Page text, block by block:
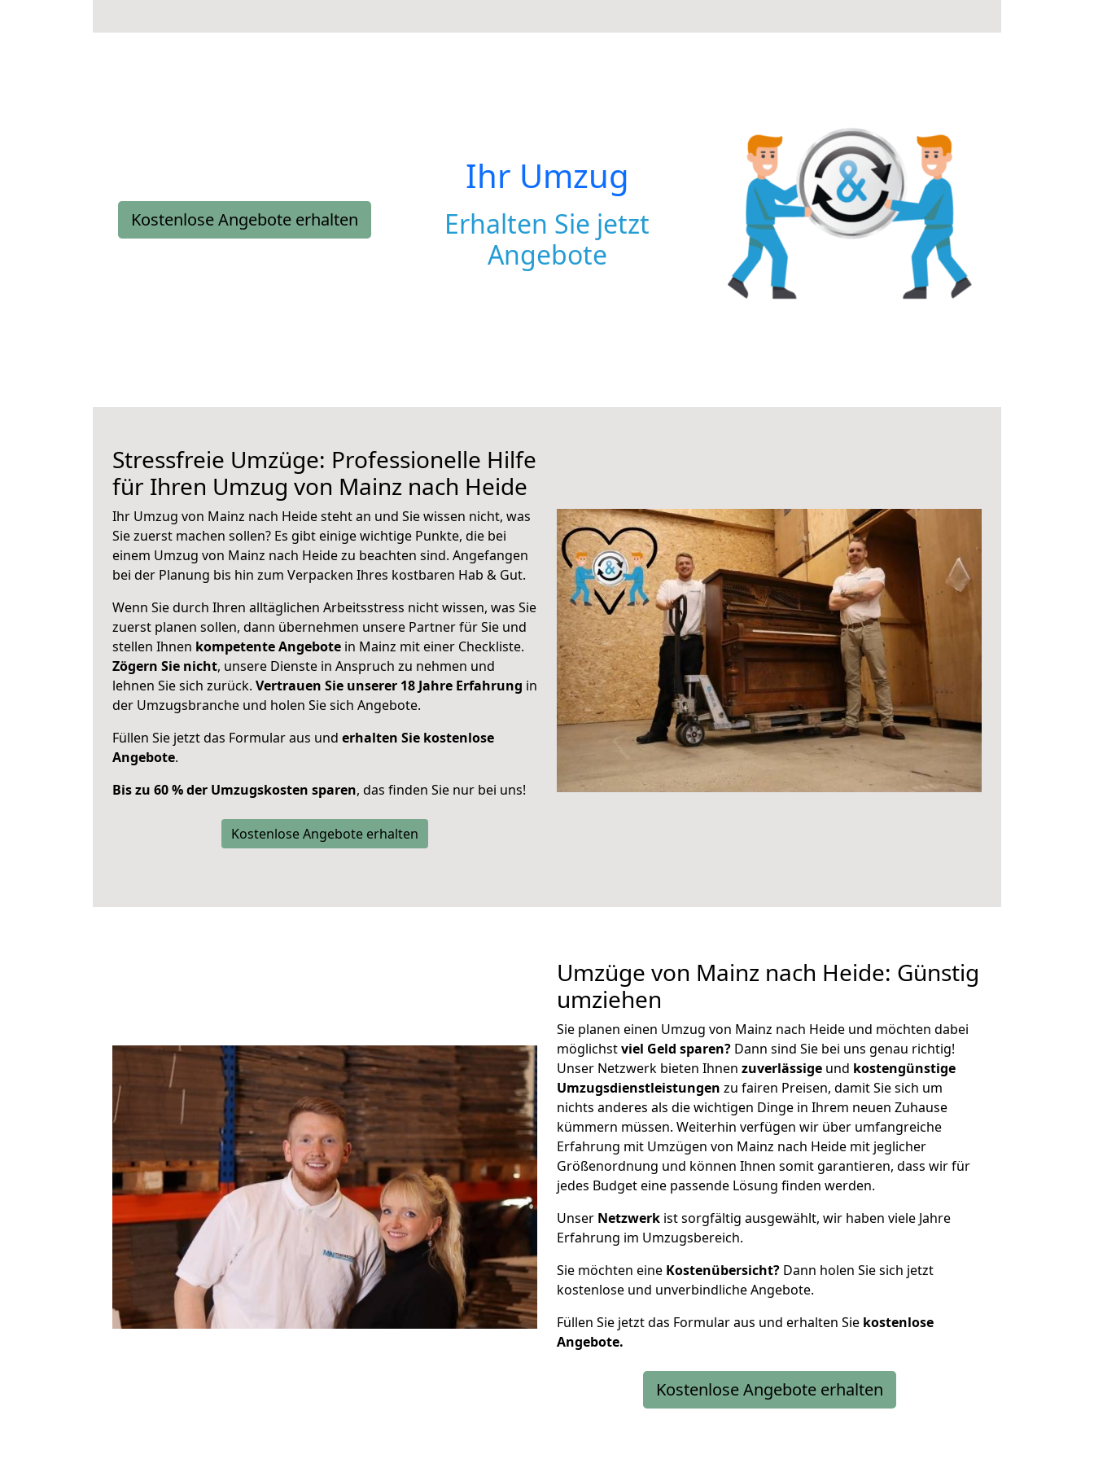
Kostenlose Angebote erhalten
Ihr Umzug
Erhalten Sie jetzt
Angebote
Stressfreie Umzüge: Professionelle Hilfe
für Ihren Umzug von Mainz nach Heide
Ihr Umzug von Mainz nach Heide steht an und Sie wissen nicht, was
Sie zuerst machen sollen? Es gibt einige wichtige Punkte, die bei
einem Umzug von Mainz nach Heide zu beachten sind. Angefangen
bei der Planung bis hin zum Verpacken Ihres kostbaren Hab & Gut.
Wenn Sie durch Ihren alltäglichen Arbeitsstress nicht wissen, was Sie
zuerst planen sollen, dann übernehmen unsere Partner für Sie und
stellen Ihnen kompetente Angebote in Mainz mit einer Checkliste.
Zögern Sie nicht, unsere Dienste in Anspruch zu nehmen und
lehnen Sie sich zurück. Vertrauen Sie unserer 18 Jahre Erfahrung in
der Umzugsbranche und holen Sie sich Angebote.
Füllen Sie jetzt das Formular aus und erhalten Sie kostenlose
Angebote.
Bis zu 60 % der Umzugskosten sparen, das finden Sie nur bei uns!
Kostenlose Angebote erhalten
Umzüge von Mainz nach Heide: Günstig
umziehen
Sie planen einen Umzug von Mainz nach Heide und möchten dabei
möglichstviel Geld sparen? Dann sind Sie bei uns genau richtig!
Unser Netzwerk bieten Ihnen zuverlässige und kostengünstige
Umzugsdienstleistungen zu fairen Preisen, damit Sie sich um
nichts anderes als die wichtigen Dinge in Ihrem neuen Zuhause
kümmern müssen. Weiterhin verfügen wir über umfangreiche
Erfahrung mit Umzügen von Mainz nach Heide mit jeglicher
Größenordnung und können Ihnen somit garantieren, dass wir für
jedes Budget eine passende Lösung finden werden.
Unser Netzwerk ist sorgfältig ausgewählt, wir haben viele Jahre
Erfahrung im Umzugsbereich.
Sie möchten eine Kostenübersicht? Dann holen Sie sich jetzt
kostenlose und unverbindliche Angebote.
Füllen Sie jetzt das Formular aus und erhalten Sie kostenlose
Angebote.
Kostenlose Angebote erhalten